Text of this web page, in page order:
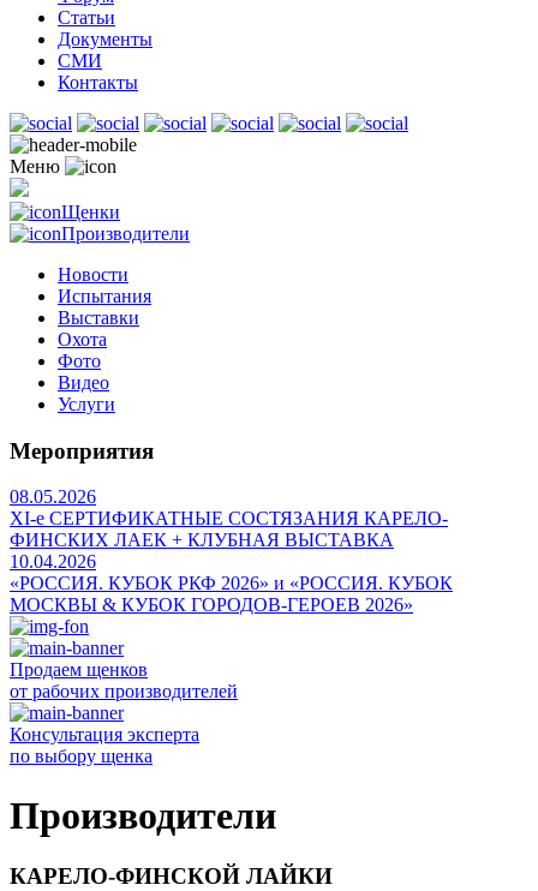
Статьи
Документы
СМИ
Контакты
Меню
Щенки
Производители
Новости
Испытания
Выставки
Охота
Фото
Видео
Услуги
Мероприятия
08.05.2026
ХI-е СЕРТИФИКАТНЫЕ СОСТЯЗАНИЯ КАРЕЛО-
ФИНСКИХ ЛАЕК + КЛУБНАЯ ВЫСТАВКА
10.04.2026
«РОССИЯ. КУБОК РКФ 2026» и «РОССИЯ. КУБОК
МОСКВЫ & КУБОК ГОРОДОВ-ГЕРОЕВ 2026»
Продаем щенков
от рабочих производителей
Консультация эксперта
по выбору щенка
Производители
КАРЕЛО-ФИНСКОЙ ЛАЙКИ